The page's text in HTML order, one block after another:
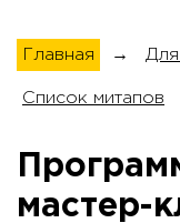
Главная → Для
Список митапов
мастер-